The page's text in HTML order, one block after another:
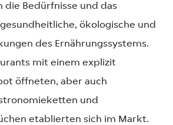
die Bedürfnisse und das
ökologische und
des Ernährungssystems.
mit einem explizit
öffneten, aber auch
und
etablierten sich im Markt.